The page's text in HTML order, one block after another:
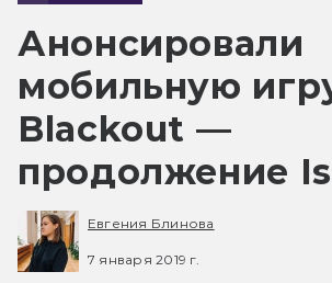
Анонсировали
мобильную
Blackout —
продолжение
Евгения Блинова
7 января 2019 г.